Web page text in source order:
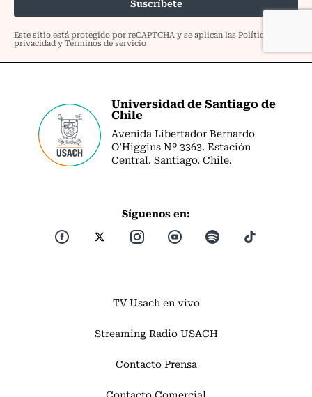
Universidad de Santiago de
Chile
Avenida Libertador Bernardo
O’Higgins Nº 3363. Estación
Central. Santiago. Chile.
Síguenos en:
TV Usach en vivo
Streaming Radio USACH
Contacto Prensa